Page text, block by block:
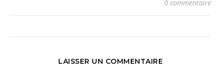
0 commentaire
LAISSER UN COMMENTAIRE